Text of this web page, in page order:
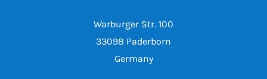
Warburger Str. 100
33098 Paderborn
Germany